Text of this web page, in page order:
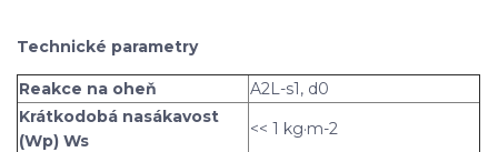
Technické parametry
Reakce na oheň
A2L-s1, d0
Krátkodobá nasákavost
(Wp) Ws
<< 1 kg·m-2